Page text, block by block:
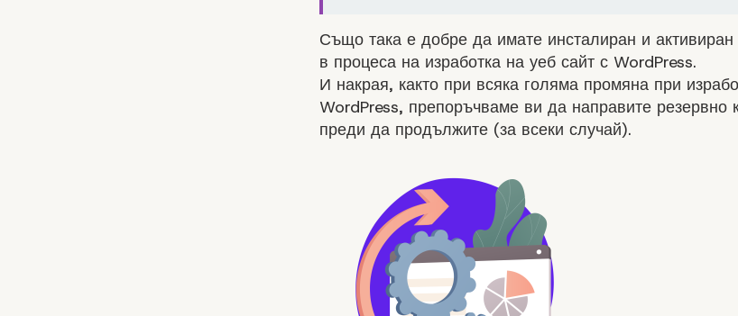
Също така е добре да имате инсталиран и
в процеса на изработка на уеб сайт с WordPress.
И накрая, както при всяка голяма промяна при
WordPress, препоръчваме ви да направите резервно
преди да продължите (за всеки случай).